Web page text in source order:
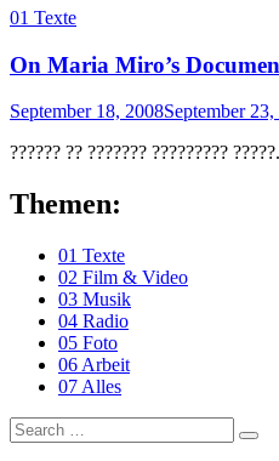
01 Texte
On Maria Miro’s
Posted
September 18, 2008September
?????? ?? ??????? ?????????
Themen:
01 Texte
02 Film & Video
03 Musik
04 Radio
05 Foto
06 Arbeit
07 Alles
Search
for: